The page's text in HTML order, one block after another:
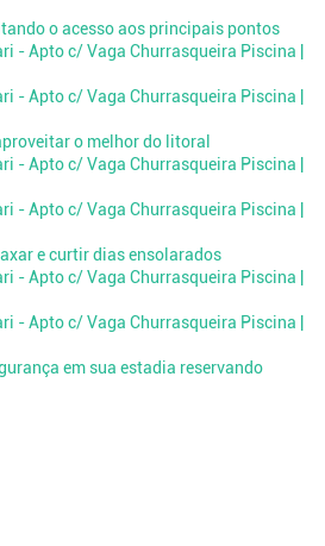
o acesso aos principais pontos
o melhor do litoral
e curtir dias ensolarados
em sua estadia reservando